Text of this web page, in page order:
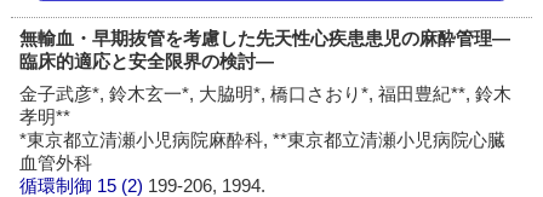
無輸血・早期抜管を考慮した先天性心疾患患児の麻酔管理―
臨床的適応と安全限界の検討―
金子武彦*, 鈴木玄一*, 大脇明*, 橋口さおり*, 福田豊紀**, 鈴木
孝明**
*東京都立清瀬小児病院麻酔科, **東京都立清瀬小児病院心臓
血管外科
循環制御 15 (2) 199-206, 1994.